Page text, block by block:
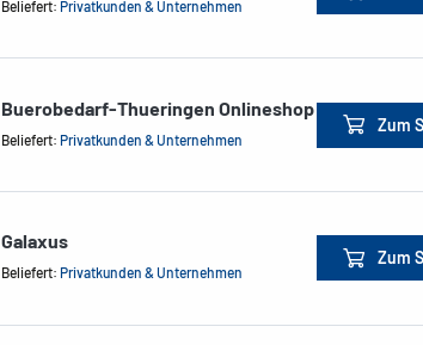
Beliefert: Privatkunden & Unternehmen
Buerobedarf-Thueringen Onlineshop
Beliefert: Privatkunden & Unternehmen
Zum
Galaxus
Beliefert: Privatkunden & Unternehmen
Zum